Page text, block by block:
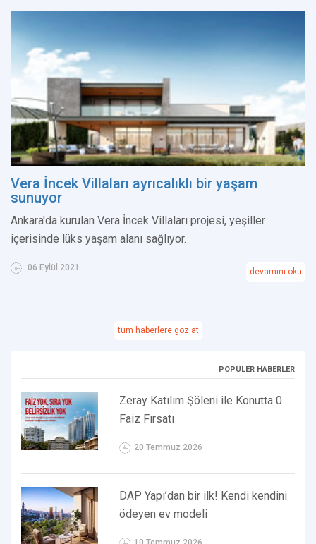
Vera İncek Villaları ayrıcalıklı bir yaşam
sunuyor
Ankara'da kurulan Vera İncek Villaları projesi, yeşiller
içerisinde lüks yaşam alanı sağlıyor.
06 Eylül 2021 devamını oku
tüm haberlere göz at
POPÜLER HABERLER
Zeray Katılım Şöleni ile Konutta 0
Faiz Fırsatı
20 Temmuz 2026
DAP Yapı’dan bir ilk! Kendi kendini
ödeyen ev modeli